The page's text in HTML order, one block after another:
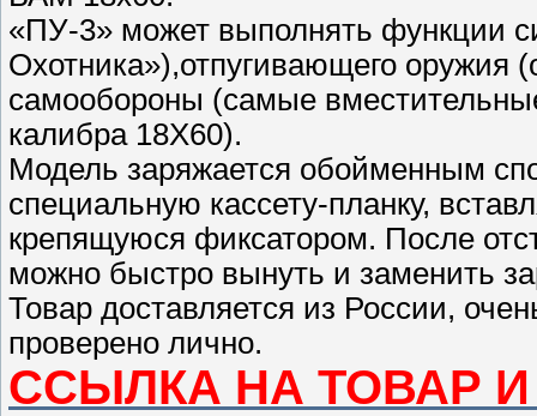
«ПУ-3» может выполнять функции
Охотника»),отпугивающего
самообороны (самые
калибра 18Х60).
Модель заряжается обойменным
специальную кассету-планку,
крепящуюся фиксатором. После
можно быстро вынуть и заменить
Товар доставляется из России,
проверено лично.
ССЫЛКА НА ТОВАР